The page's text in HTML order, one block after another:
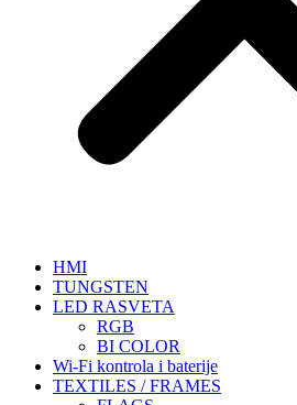
HMI
TUNGSTEN
LED RASVETA
RGB
BI COLOR
Wi-Fi kontrola i baterije
TEXTILES / FRAMES